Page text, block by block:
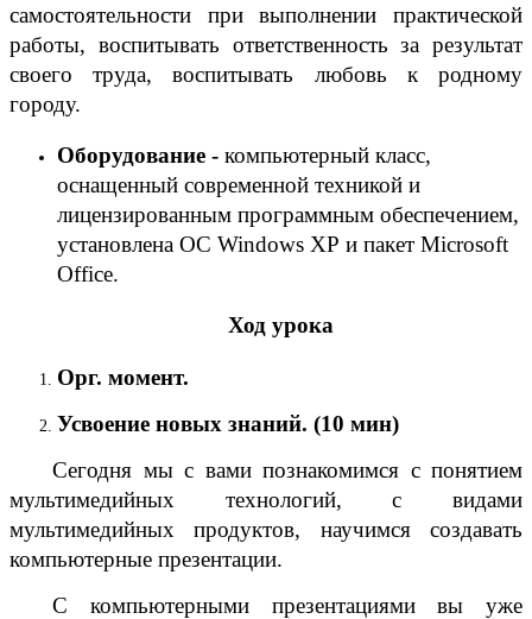
самостоятельности при выполнении практической
работы, воспитывать ответственность за результат
своего труда, воспитывать любовь к родному
городу.
Оборудование - компьютерный класс,
оснащенный современной техникой и
лицензированным программным обеспечением,
установлена ОС Windows XP и пакет Microsoft
Office.
Ход урока
Орг. момент.
Усвоение новых знаний. (10 мин)
Сегодня мы с вами познакомимся с понятием
мультимедийных технологий, с видами
мультимедийных продуктов, научимся создавать
компьютерные презентации.
С компьютерными презентациями вы уже